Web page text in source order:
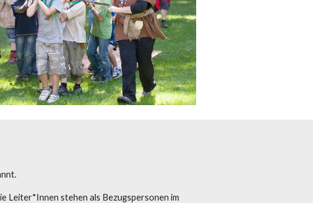
Leiter*Innen stehen als Bezugspersonen im